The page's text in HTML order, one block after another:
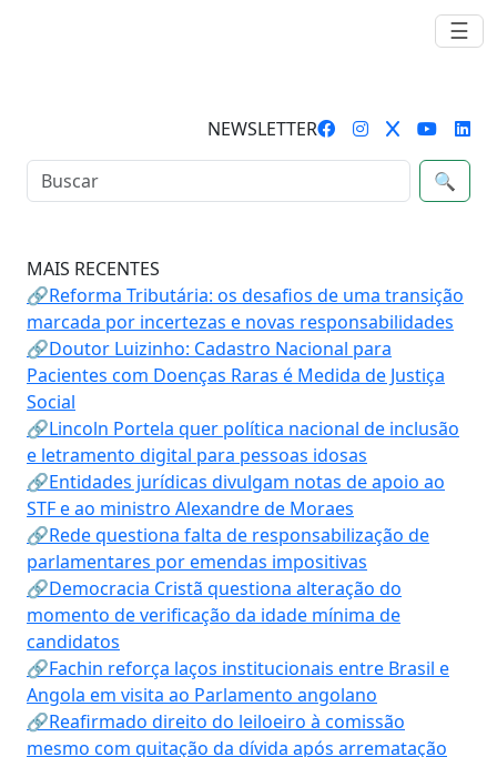
☰
NEWSLETTER
🔍
MAIS RECENTES
🔗Reforma Tributária: os desafios de uma transição
marcada por incertezas e novas responsabilidades
🔗Doutor Luizinho: Cadastro Nacional para
Pacientes com Doenças Raras é Medida de Justiça
Social
🔗Lincoln Portela quer política nacional de inclusão
e letramento digital para pessoas idosas
🔗Entidades jurídicas divulgam notas de apoio ao
STF e ao ministro Alexandre de Moraes
🔗Rede questiona falta de responsabilização de
parlamentares por emendas impositivas
🔗Democracia Cristã questiona alteração do
momento de verificação da idade mínima de
candidatos
🔗Fachin reforça laços institucionais entre Brasil e
Angola em visita ao Parlamento angolano
🔗Reafirmado direito do leiloeiro à comissão
mesmo com quitação da dívida após arrematação